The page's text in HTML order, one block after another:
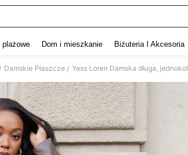
plażowe Dom i mieszkanie Biżuteria I Akcesoria
/ Damskie Płaszcze / Yess Loren Damska długa,